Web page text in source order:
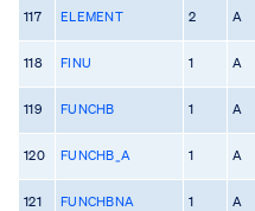
117 ELEMENT 2 A
118 FINU 1 A
119 FUNCHB 1 A
120 FUNCHB_A 1 A
121 FUNCHBNA 1 A